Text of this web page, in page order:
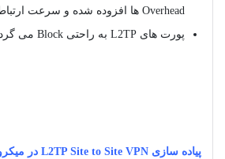
Overhead ها افزوده شده و سرعت ارتباطات کاهش پیدا می نماید.
پورت های L2TP به راحتی Block می گردند. پورت L2TP توسط فایروال ها به راحتی مسدود می شود و می بایست به صورت دستی این پورت ها را باز نمود.
پیاده سازی L2TP Site to Site VPN در میکروتیک